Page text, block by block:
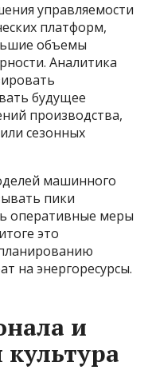
управляемости
платформ,
объемы
Аналитика
будущее
производства,
сезонных
машинного
пики
оперативные меры
это
на энергоресурсы.
и